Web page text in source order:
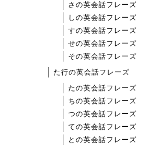
さの英会話フレーズ
しの英会話フレーズ
すの英会話フレーズ
せの英会話フレーズ
その英会話フレーズ
た行の英会話フレーズ
たの英会話フレーズ
ちの英会話フレーズ
つの英会話フレーズ
ての英会話フレーズ
との英会話フレーズ